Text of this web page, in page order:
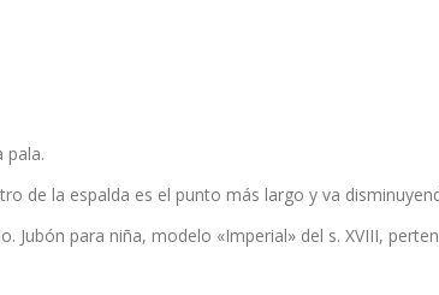
pala.
de la espalda es el punto más largo y va
para niña, modelo «Imperial» del s. XVIII,